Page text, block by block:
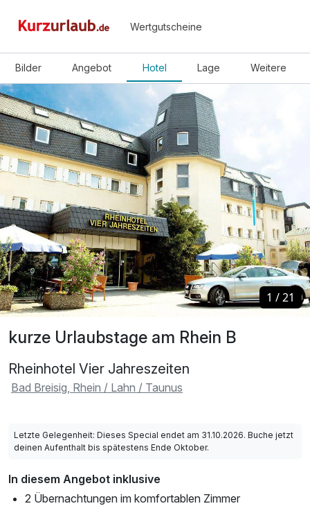
Wertgutscheine
Bilder Angebot Hotel Lage Weitere
kurze Urlaubstage am Rhein B
Rheinhotel Vier Jahreszeiten
Bad Breisig, Rhein / Lahn / Taunus
1 /21
1 /21
Letzte Gelegenheit: Dieses Special endet am 31.10.2026. Buche jetzt
deinen Aufenthalt bis spätestens Ende Oktober.
In diesem Angebot inklusive
2 Übernachtungen im komfortablen Zimmer